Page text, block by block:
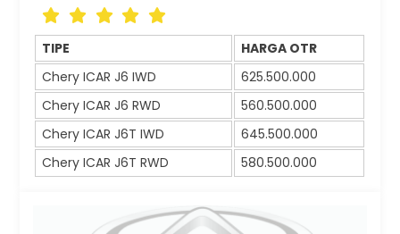
Icon
label
Icon
label
Icon
Icon
Icon
TIPE
HARGA OTR
Chery ICAR J6 IWD
625.500.000
Chery ICAR J6 RWD
560.500.000
Chery ICAR J6T IWD
645.500.000
Chery ICAR J6T RWD
580.500.000